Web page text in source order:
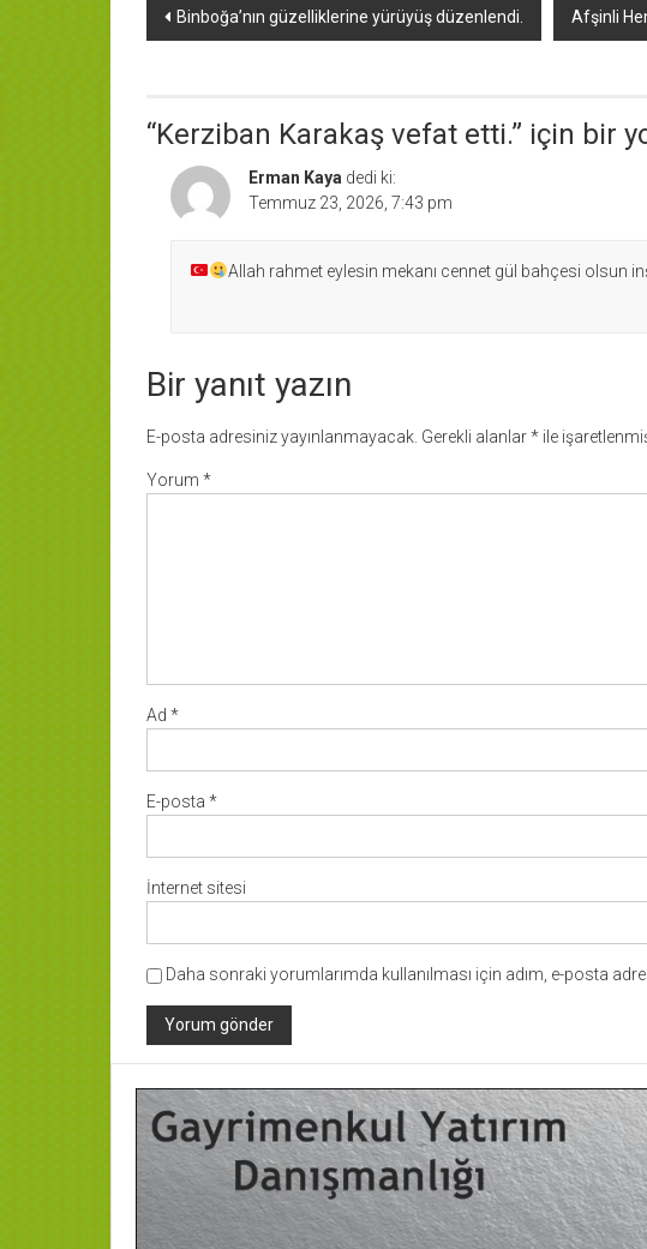
Yazı
Binboğa’nın güzelliklerine yürüyüş düzenlendi. Afşinli
“Kerziban Karakaş vefat etti.” için bir
Erman Kaya dedi ki:
Temmuz 23, 2026, 7:43 pm
Allah rahmet eylesin mekanı cennet gül bahçesi olsun
Bir yanıt yazın
E-posta adresiniz yayınlanmayacak. Gerekli alanlar* ile
Yorum *
Ad *
E-posta *
İnternet sitesi
Daha sonraki yorumlarımda kullanılması için adım, e-posta